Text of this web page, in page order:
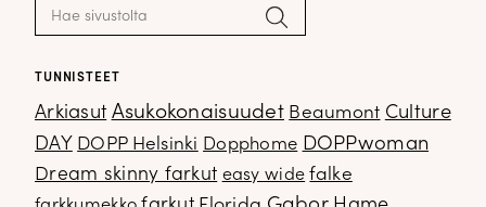
Haku: Hae
TUNNISTEET
Arkiasut Asukokonaisuudet Beaumont Culture
DAY DOPP Helsinki Dopphome DOPPwoman
Dream skinny farkut easy wide falke